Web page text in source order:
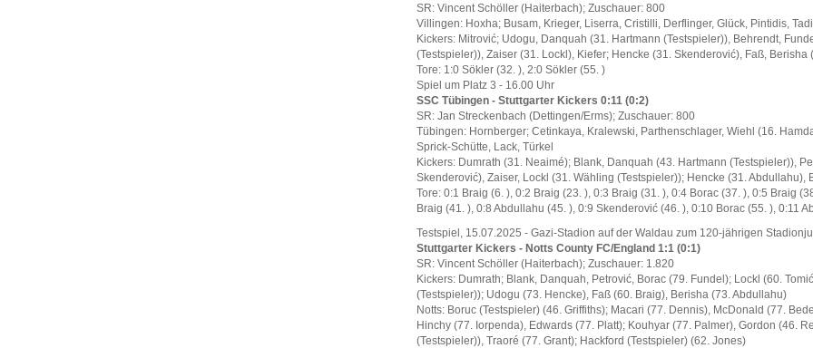
SR: Vincent Schöller (Haiterbach); Zuschauer: 800
Villingen: Hoxha; Busam, Krieger, Liserra, Cristilli, Derflinger, Glück, Pintidis,
Kickers: Mitrović; Udogu, Danquah (31. Hartmann (Testspieler)), Behrendt,
(Testspieler)), Zaiser (31. Lockl), Kiefer; Hencke (31. Skenderović), Faß, Berisha
Tore: 1:0 Sökler (32. ), 2:0 Sökler (55. )
Spiel um Platz 3 - 16.00 Uhr
SSC Tübingen - Stuttgarter Kickers 0:11 (0:2)
SR: Jan Streckenbach (Dettingen/Erms); Zuschauer: 800
Tübingen: Hornberger; Cetinkaya, Kralewski, Parthenschlager, Wiehl (16.
Sprick-Schütte, Lack, Türkel
Kickers: Dumrath (31. Neaimé); Blank, Danquah (43. Hartmann (Testspieler)),
Skenderović), Zaiser, Lockl (31. Wähling (Testspieler)); Hencke (31. Abdullahu),
Tore: 0:1 Braig (6. ), 0:2 Braig (23. ), 0:3 Braig (31. ), 0:4 Borac (37. ), 0:5 Braig
Braig (41. ), 0:8 Abdullahu (45. ), 0:9 Skenderović (46. ), 0:10 Borac (55. ), 0:11
Testspiel, 15.07.2025 - Gazi-Stadion auf der Waldau zum 120-jährigen
Stuttgarter Kickers - Notts County FC/England 1:1 (0:1)
SR: Vincent Schöller (Haiterbach); Zuschauer: 1.820
Kickers: Dumrath; Blank, Danquah, Petrović, Borac (79. Fundel); Lockl (60.
(Testspieler)); Udogu (73. Hencke), Faß (60. Braig), Berisha (73. Abdullahu)
Notts: Boruc (Testspieler) (46. Griffiths); Macari (77. Dennis), McDonald (77.
Hinchy (77. Iorpenda), Edwards (77. Platt); Kouhyar (77. Palmer), Gordon (46.
(Testspieler)), Traoré (77. Grant); Hackford (Testspieler) (62. Jones)